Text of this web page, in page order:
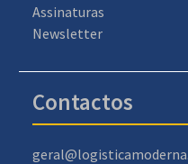
Assinaturas
Newsletter
Contactos